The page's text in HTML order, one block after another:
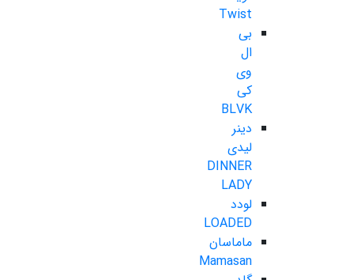
Twist
بی
ال
وی
کی
BLVK
دینر
لیدی
DINNER
LADY
لودد
LOADED
ماماسان
Mamasan